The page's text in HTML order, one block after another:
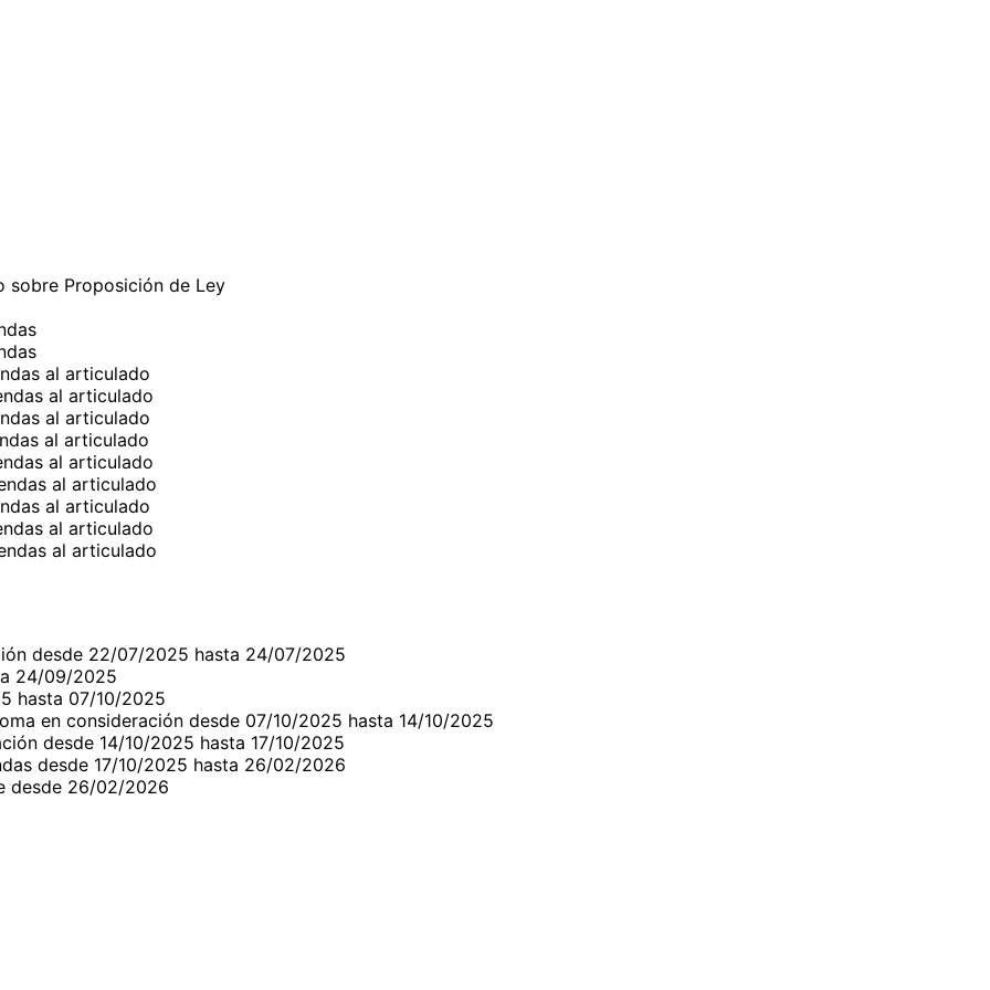
sobre Proposición de Ley
al articulado
al articulado
al articulado
al articulado
al articulado
al articulado
al articulado
al articulado
al articulado
desde 22/07/2025 hasta 24/07/2025
24/09/2025
hasta 07/10/2025
en consideración desde 07/10/2025 hasta 14/10/2025
desde 14/10/2025 hasta 17/10/2025
desde 17/10/2025 hasta 26/02/2026
desde 26/02/2026